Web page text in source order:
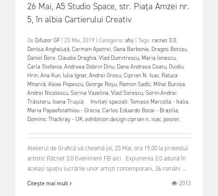
26 Mai, A5 Studio Space, str. Piața Amzei nr.
5, în albia Cartierului Creativ
De Difuzor GF 23 Mai, 2019 Categorie:afiș Tags:racnet 3.0,
Denisa Angheluță,Carmen Apetrei,Oana Barbonie, Dragos Botcau,
Daniel Bere,Claudia Draghia,Vlad Dumitrescu, Maria Ionescu,
Carla Stefania,Andreea Dobrin Dinu, Dana Andreea Coatu,Ovidiu
Hrin,Ana Kun, Iulia Ignat,Andrei Grosu,Ciprian N. Isac, Raluca
Mitarcă,Alexe Popescu,George Roșu, Ramon Sadîc, Mihai Burcea,
Andrei Nicolescu,Sorina Vazelina,Vlad Sorescu,Sorin-Andrei
Trăistaru, Ioana Trușcă Invitați speciali: Tomaso Marcolla - Italia,
Maria Papaefstathiou - Grecia,Carlos Eduardo Bocai - Brazilia,
Dominic Thackray - UK,exhibition design ciprian n. isac,poster,
Atelierul de Grafică vă cheamă joi, 23 Mai, ora 19.00 la protestul
artistic Răcnet 3.0 Eveniment FB aici Expunerea 3.0 adună în
același spațiu lucrările unor artiști contemporani, 26 români ...
Citește mai mult 2013